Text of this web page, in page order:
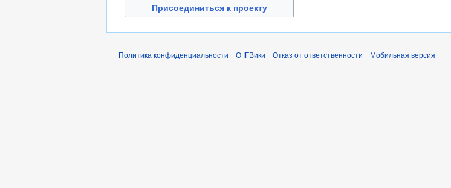
Присоединиться к проекту
Политика конфиденциальности О IFВики Отказ от ответственности Мобильная версия